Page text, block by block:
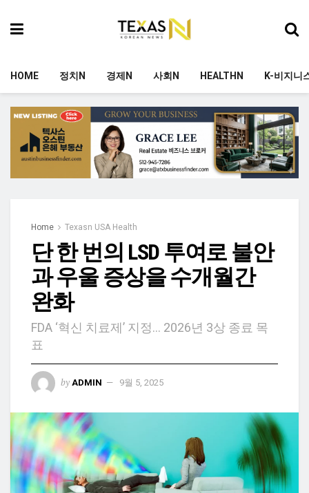
HOME 정치N 경제N 사회N HEALTHN K-비지니
Home Texasn USA Health
단 한 번의 LSD 투여로 불안
과 우울 증상을 수개월간
완화
FDA ‘혁신 치료제’ 지정… 2026년 3상 종료 목
표
by ADMIN 9월 5, 2025